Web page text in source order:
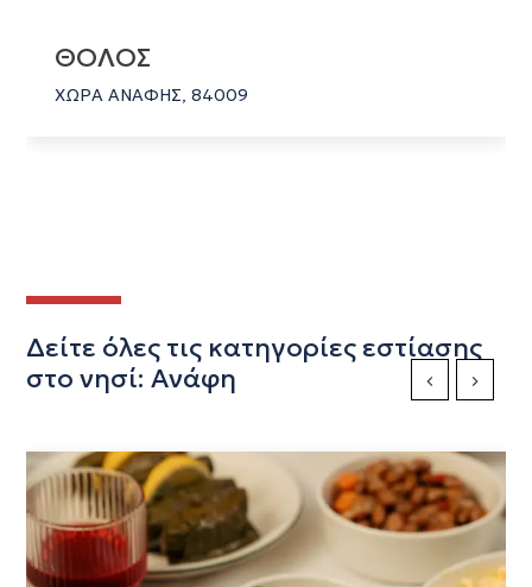
ΘΟΛΟΣ
ΧΩΡΑ ΑΝΑΦΗΣ, 84009
Δείτε όλες τις κατηγορίες εστίασης
στο νησί: Ανάφη
Previous Slide
Next